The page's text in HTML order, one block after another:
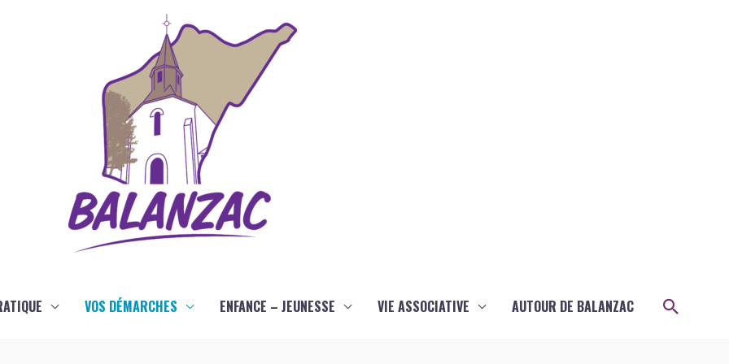
VOS DÉMARCHES ENFANCE – JEUNESSE VIE ASSOCIATIVE AUTOUR DE BALANZAC